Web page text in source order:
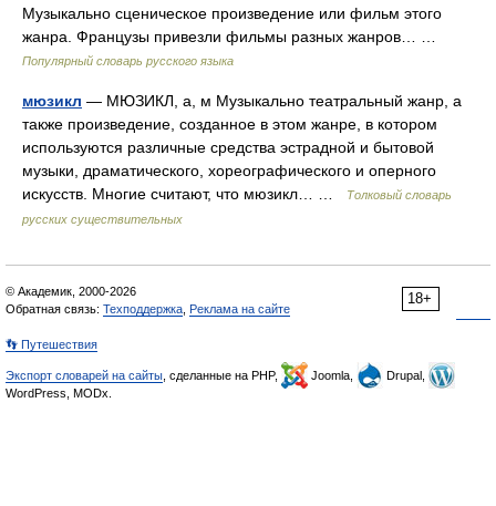
Музыкально сценическое произведение или фильм этого
жанра. Французы привезли фильмы разных жанров… …
Популярный словарь русского языка
мюзикл — МЮЗИКЛ, а, м Музыкально театральный жанр, а
также произведение, созданное в этом жанре, в котором
используются различные средства эстрадной и бытовой
музыки, драматического, хореографического и оперного
искусств. Многие считают, что мюзикл… …
Толковый словарь
русских существительных
18+
© Академик, 2000-2026
Обратная связь: Техподдержка Реклама на сайте
👣 Путешествия
Экспорт словарей на сайты , сделанные на PHP, Joomla,
Drupal,
WordPress, MODx.